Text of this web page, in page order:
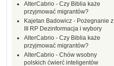
AlterCabrio - Czy Biblia każe
przyjmować migrantów?
Kajetan Badowicz - Pożegnanie z
III RP Dezinformacja i wybory
AlterCabrio - Czy Biblia każe
przyjmować migrantów?
AlterCabrio - Chów wsobny
polskich ćwierć inteligentów